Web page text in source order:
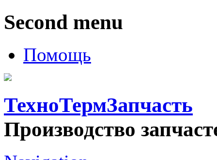
Second menu
Помощь
ТехноТермЗапчасть
Производство